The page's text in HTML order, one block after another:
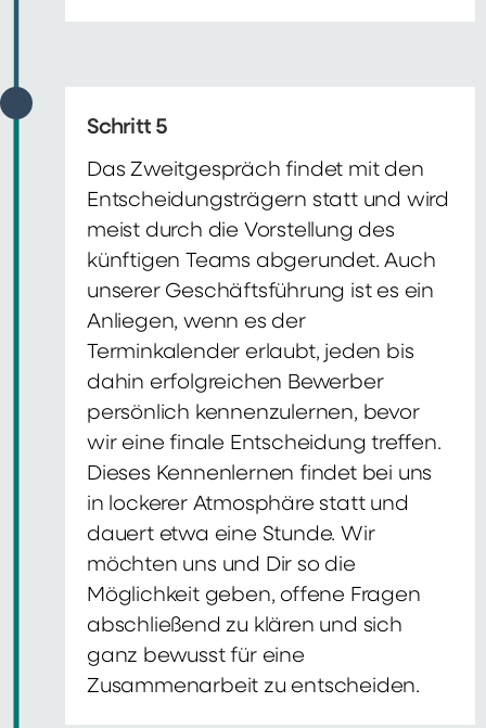
Schritt 5
Das Zweitgespräch findet mit den
Entscheidungsträgern statt und wird
meist durch die Vorstellung des
künftigen Teams abgerundet. Auch
unserer Geschäftsführung ist es ein
Anliegen, wenn es der
Terminkalender erlaubt, jeden bis
dahin erfolgreichen Bewerber
persönlich kennenzulernen, bevor
wir eine finale Entscheidung treffen.
Dieses Kennenlernen findet bei uns
in lockerer Atmosphäre statt und
dauert etwa eine Stunde. Wir
möchten uns und Dir so die
Möglichkeit geben, offene Fragen
abschließend zu klären und sich
ganz bewusst für eine
Zusammenarbeit zu entscheiden.